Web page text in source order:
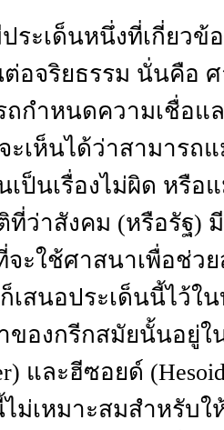
ระเด็นหนึ่งที่เกี่ยว
ต่อจริยธรรม นั่นคือ
ถกำหนดความเชื่อแ
ะเห็นได้ว่าสามารถ
เป็นเรื่องไม่ผิด หรือ
ที่ว่าสังคม (หรือรัฐ)
จะใช้ศาสนาเพื่อช่ว
ก็เสนอประเด็นนี้ไว้
ของกรีกสมัยนั้นอยู่ใ
และฮีซอยด์
ไม่เหมาะสมสำหรับ